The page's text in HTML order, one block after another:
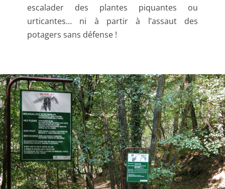
escalader des plantes piquantes ou
urticantes… ni à partir à l’assaut des
potagers sans défense !